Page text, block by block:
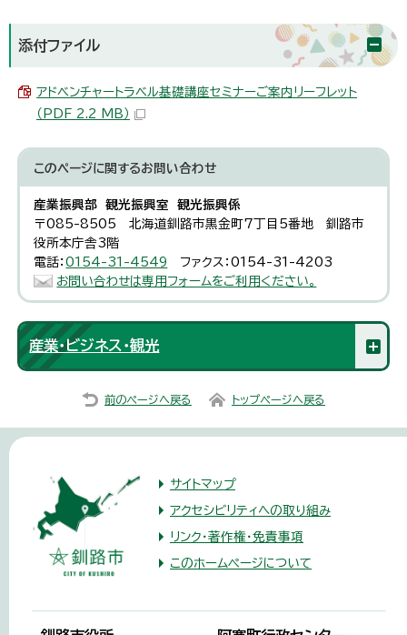
添付ファイル
アドベンチャートラベル基礎講座セミナーご案内リーフレット
（PDF 2.2 MB）
このページに関するお問い合わせ
産業振興部 観光振興室 観光振興係
〒085-8505 北海道釧路市黒金町7丁目5番地 釧路市
役所本庁舎3階
電話：0154-31-4549
ファクス：0154-31-4203
お問い合わせは専用フォームをご利用ください。
産業・ビジネス・観光
前のページへ戻る トップページへ戻る
サイトマップ
アクセシビリティへの取り組み
リンク・著作権・免責事項
このホームページについて